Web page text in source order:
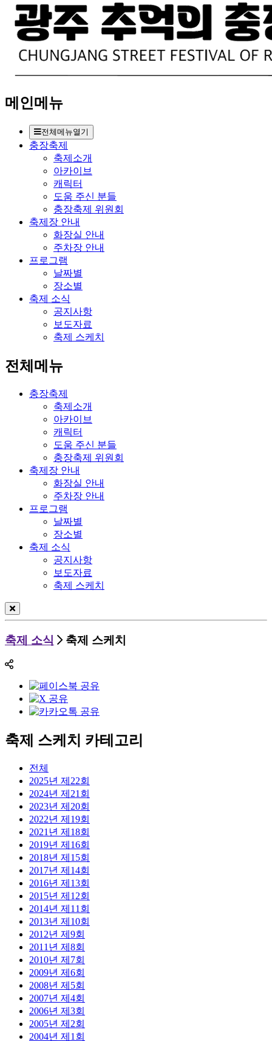
메인메뉴
전체메뉴열기
충장축제
축제소개
아카이브
캐릭터
도움 주신 분들
충장축제 위원회
축제장 안내
화장실 안내
주차장 안내
프로그램
날짜별
장소별
축제 소식
공지사항
보도자료
축제 스케치
전체메뉴
충장축제
축제소개
아카이브
캐릭터
도움 주신 분들
충장축제 위원회
축제장 안내
화장실 안내
주차장 안내
프로그램
날짜별
장소별
축제 소식
공지사항
보도자료
축제 스케치
축제 소식 축제 스케치
축제 스케치 카테고리
전체
2025년 제22회
2024년 제21회
2023년 제20회
2022년 제19회
2021년 제18회
2019년 제16회
2018년 제15회
2017년 제14회
2016년 제13회
2015년 제12회
2014년 제11회
2013년 제10회
2012년 제9회
2011년 제8회
2010년 제7회
2009년 제6회
2008년 제5회
2007년 제4회
2006년 제3회
2005년 제2회
2004년 제1회